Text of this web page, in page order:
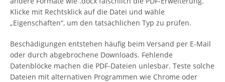
Klicke mit Rechtsklick auf die Datei und wähle
„Eigenschaften“, um den tatsächlichen Typ zu prüfen.
Beschädigungen entstehen häufig beim Versand per E-Mail
oder durch abgebrochene Downloads. Fehlende
Datenblöcke machen die PDF-Dateien unlesbar. Teste solche
Dateien mit alternativen Programmen wie Chrome oder